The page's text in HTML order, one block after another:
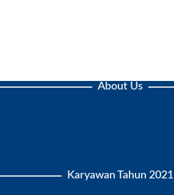
About Us
Karyawan Tahun 2021